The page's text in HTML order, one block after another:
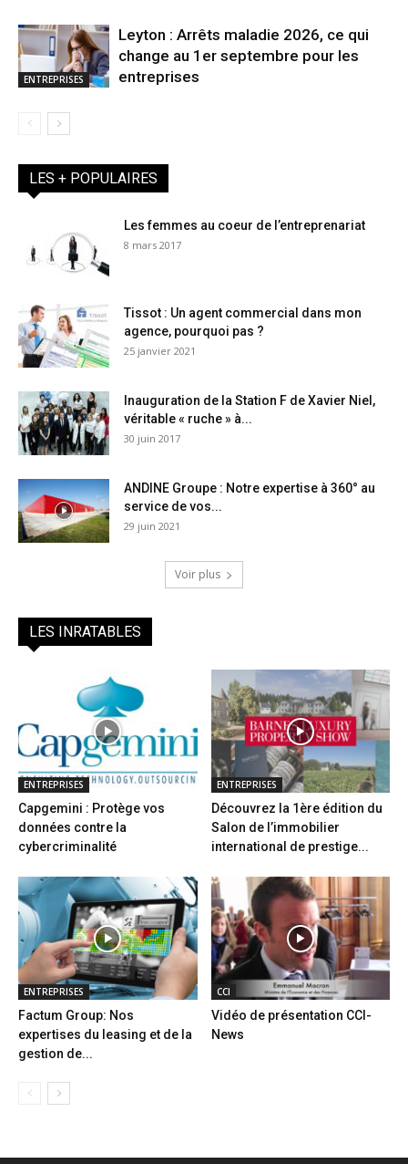
ENTREPRISES
Leyton : Arrêts maladie 2026, ce qui
change au 1er septembre pour les
entreprises
LES + POPULAIRES
Les femmes au coeur de l’entreprenariat
8 mars 2017
Tissot : Un agent commercial dans mon
agence, pourquoi pas ?
25 janvier 2021
Inauguration de la Station F de Xavier Niel,
véritable « ruche » à...
30 juin 2017
ANDINE Groupe : Notre expertise à 360° au
service de vos...
29 juin 2021
Voir plus
LES INRATABLES
ENTREPRISES
Capgemini : Protège vos
données contre la
cybercriminalité
ENTREPRISES
Découvrez la 1ère édition du
Salon de l’immobilier
international de prestige...
ENTREPRISES
Factum Group: Nos
expertises du leasing et de la
gestion de...
CCI
Vidéo de présentation CCI-
News